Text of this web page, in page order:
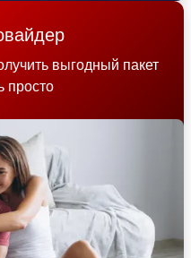
выгодный пакет
просто